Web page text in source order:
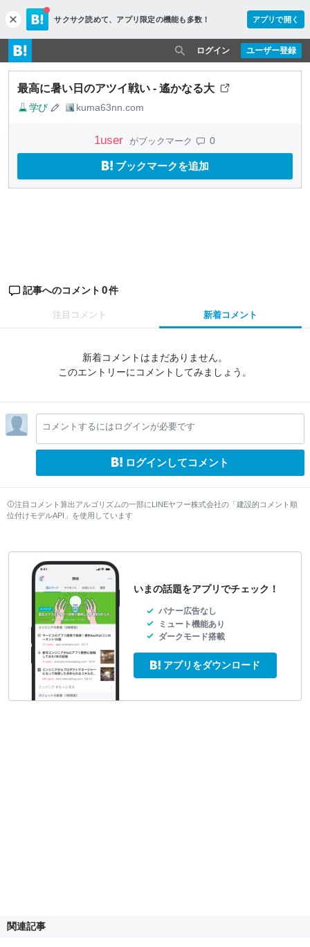
c
l
o
s
e
サクサク読めて、 アプリ限定の機能も多数！ アプリで開く
ユーザー登録
ログイン
最高に暑い日のアツイ戦い - 遙かなる大
学び kuma63nn.com
1user がブックマーク 0
ブックマークを追加
記事へのコメント 0件
注目コメント 新着コメント
新着コメントはまだありません。
このエントリーにコメントしてみましょう。
コメントするにはログインが必要です
ログインしてコメント
注目コメント算出アルゴリズムの一部にLINEヤフー株式会社の「建設的コメント順
位付けモデルAPI」を使用しています
いまの話題をアプリでチェック！
バナー広告なし
ミュート機能あり
ダークモード搭載
アプリをダウンロード
関連記事